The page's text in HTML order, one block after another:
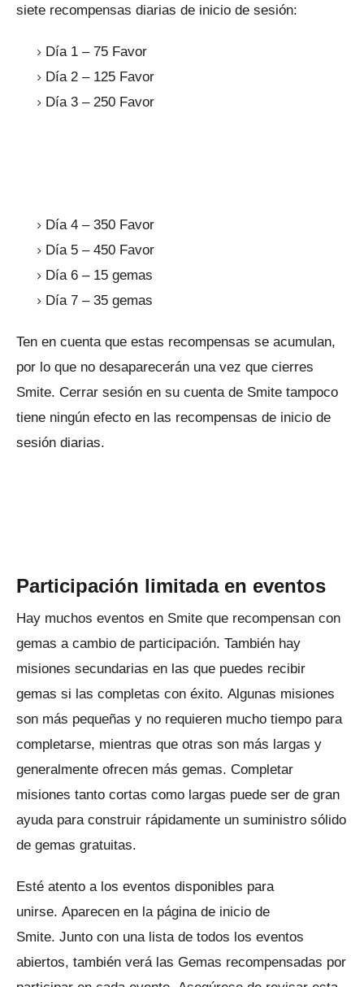
siete recompensas diarias de inicio de sesión:
Día 1 – 75 Favor
Día 2 – 125 Favor
Día 3 – 250 Favor
Día 4 – 350 Favor
Día 5 – 450 Favor
Día 6 – 15 gemas
Día 7 – 35 gemas
Ten en cuenta que estas recompensas se acumulan,
por lo que no desaparecerán una vez que cierres
Smite. Cerrar sesión en su cuenta de Smite tampoco
tiene ningún efecto en las recompensas de inicio de
sesión diarias.
Participación limitada en eventos
Hay muchos eventos en Smite que recompensan con
gemas a cambio de participación. También hay
misiones secundarias en las que puedes recibir
gemas si las completas con éxito. Algunas misiones
son más pequeñas y no requieren mucho tiempo para
completarse, mientras que otras son más largas y
generalmente ofrecen más gemas. Completar
misiones tanto cortas como largas puede ser de gran
ayuda para construir rápidamente un suministro sólido
de gemas gratuitas.
Esté atento a los eventos disponibles para
unirse. Aparecen en la página de inicio de
Smite. Junto con una lista de todos los eventos
abiertos, también verá las Gemas recompensadas por